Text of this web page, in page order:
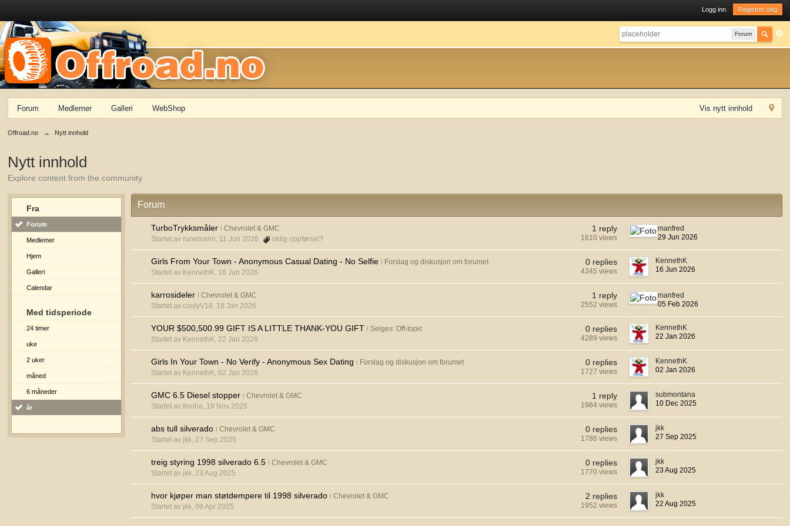
Logg inn Registrer deg
Forum
Vis nytt innhold
Forum Medlemer Galleri WebShop
Offroad.no → Nytt innhold
Nytt innhold
Explore content from the community
Fra
Forum
Medlemer
Hjem
Galleri
Calendar
Med tidsperiode
24 timer
uke
2 uker
måned
6 måneder
år
Forum
TurboTrykksmåler i Chevrolet & GMC
Startet av runemann, 11 Jun 2026
riktig oppførsel?
1 reply
1610 views
manfred
29 Jun 2026
Girls From Your Town - Anonymous Casual Dating - No Selfie i Forslag og diskusjon om forumet
Startet av KennethK, 16 Jun 2026
0 replies
4345 views
KennethK
16 Jun 2026
karrosideler i Chevrolet & GMC
Startet av cindyV16, 18 Jan 2026
1 reply
2552 views
manfred
05 Feb 2026
YOUR $500,500.99 GIFT IS A LITTLE THANK-YOU GIFT i Selges: Off-topic
Startet av KennethK, 22 Jan 2026
0 replies
4289 views
KennethK
22 Jan 2026
Girls In Your Town - No Verify - Anonymous Sex Dating i Forslag og diskusjon om forumet
Startet av KennethK, 02 Jan 2026
0 replies
1727 views
KennethK
02 Jan 2026
GMC 6.5 Diesel stopper i Chevrolet & GMC
Startet av finnha, 19 Nov 2025
1 reply
1984 views
submontana
10 Dec 2025
abs tull silverado i Chevrolet & GMC
Startet av jkk, 27 Sep 2025
0 replies
1786 views
jkk
27 Sep 2025
treig styring 1998 silverado 6.5 i Chevrolet & GMC
Startet av jkk, 23 Aug 2025
0 replies
1770 views
jkk
23 Aug 2025
hvor kjøper man støtdempere til 1998 silverado i Chevrolet & GMC
Startet av jkk, 09 Apr 2025
2 replies
1952 views
jkk
22 Aug 2025